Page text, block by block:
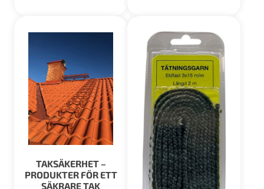
TAKSÄKERHET –
PRODUKTER FÖR ETT
SÄKRARE TAK